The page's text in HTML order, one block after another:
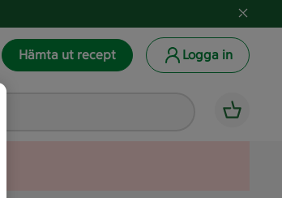
Hämta ut recept Logga in